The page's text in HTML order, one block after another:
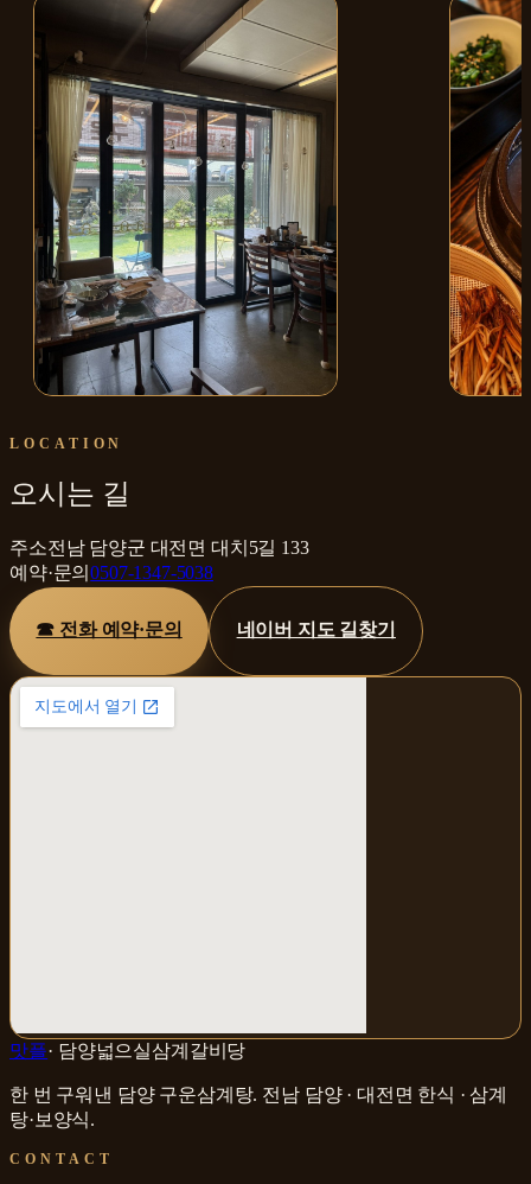
LOCATION
오시는 길
주소전남 담양군 대전면 대치5길 133
예약·문의0507-1347-5038
☎ 전화 예약·문의 네이버 지도 길찾기
맛플· 담양넓으실삼계갈비당
한 번 구워낸 담양 구운삼계탕. 전남 담양 · 대전면 한식 · 삼계
탕·보양식.
CONTACT